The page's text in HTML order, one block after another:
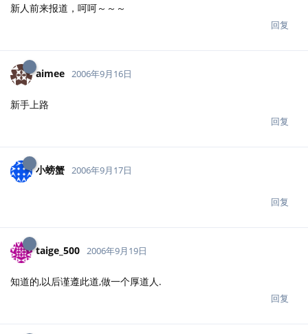
新人前来报道，呵呵～～～
回复
aimee 2006年9月16日
新手上路
回复
小螃蟹 2006年9月17日
回复
taige_500 2006年9月19日
知道的,以后谨遵此道,做一个厚道人.
回复